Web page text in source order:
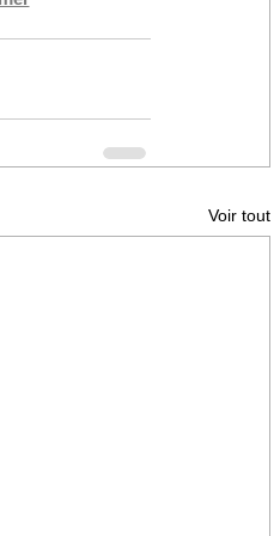
Voir tout